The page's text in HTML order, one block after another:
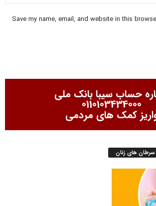
Save my name, email, and website in this
حساب سیبا بانک ملی
0110103434000
کمک های مردمی
های زنان